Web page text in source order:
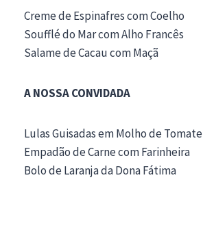
Creme de Espinafres com Coelho
Soufflé do Mar com Alho Francês
Salame de Cacau com Maçã
A NOSSA CONVIDADA
Lulas Guisadas em Molho de Tomate
Empadão de Carne com Farinheira
Bolo de Laranja da Dona Fátima